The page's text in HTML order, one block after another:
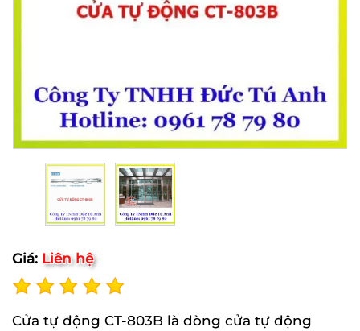
Giá: Liên hệ
Cửa tự động CT-803B là dòng cửa tự động